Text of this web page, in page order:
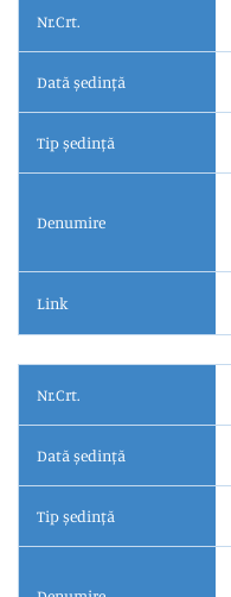
Nr.Crt.
Dată ședință
Tip ședință
Denumire
Link
Nr.Crt.
Dată ședință
Tip ședință